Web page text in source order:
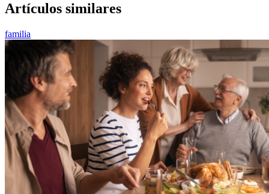
Artículos similares
familia